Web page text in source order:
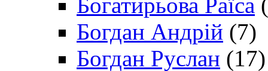
Богдан Андрій (7)
Богдан Руслан (17)